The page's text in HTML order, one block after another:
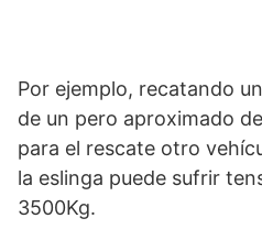
Por ejemplo, recatando
de un pero aproximado
para el rescate otro
la eslinga puede sufrir
3500Kg.